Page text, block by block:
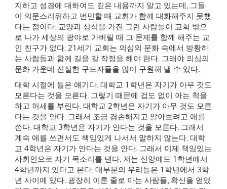
지하고 성경에 대하여도 깊은 내용까지 알고 있는데 , 그들
이 의문스러워하고 번민할 때 교회가 함께 대화해주지 못했
다는 점이다. 교양과 상식을 가진 그런 사람들이 교회 밖으
로 나가 세상의 광야로 가버릴 때 그 문제를 함께 해주는 교
인 친구가 없다. 21 세기 교회는 의심의 문화 속에서 방황하
는 사람들과 함께 길을 갈 작정을 해야 한다. 그래야 의심의
문화 가운데 진실한 구도자들을 많이 구원해 낼 수 있다.
대학 시절에 들은 얘기다. 대학교 1 학년은 자기가 아무 것도
모른다는 것을 모른다. 그렇기 때문에 겁도 없이 아는 척을
하고 허세를 부린다. 대학교 2학년은 자기가 아무 것도 모른
다는 것을 안다. 그래서 조금 겸손해지고 알아보려고 애를
쓴다. 대학교 3학년은 자기가 안다는 것을 모른다. 그래서
계속 애를 쓰면서도 책임있게 나서서 말하지 않는다. 대학
교 4학년은 자기가 안다는 것을 안다. 그래서 이제 책임있는
사회인으로 자기 목소리를 낸다. 저는 신앙에도 1 학년에서
4학년까지 있다고 본다. 대부분의 우리들은 1 학년에서 3학
년 사이에 있다. 굉장히 이룬 줄로 아는 사람들, 확신을 얻었